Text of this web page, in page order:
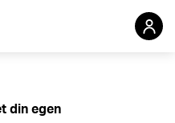
din egen